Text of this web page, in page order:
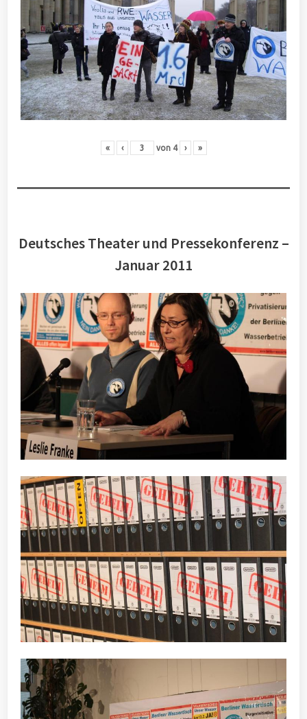
« ‹ von 4 › »
Deutsches Theater und Pressekonferenz –
Januar 2011